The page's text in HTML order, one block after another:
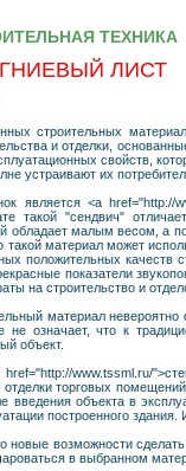
ТЕХНИКА
ЛИСТ
строительных
и отделки,
свойств,
устраивают их
является <a href="http://
такой "сендвич"
обладает малым весом, а
материал может
положительных качеств
показатели
на строительство и
материал
означает, что к
объект.
www.tssml.ru/
торговых
введения объекта в
построенного
новые возможности
в выбранном